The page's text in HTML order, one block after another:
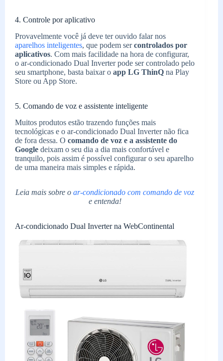
4. Controle por aplicativo
Provavelmente você já deve ter ouvido falar nos
aparelhos inteligentes, que podem sercontrolados por
aplicativos. Com mais facilidade na hora de configurar,
o ar-condicionado Dual Inverter pode ser controlado pelo
seu smartphone, basta baixar o app LG ThinQ na Play
Store ou App Store.
5. Comando de voz e assistente inteligente
Muitos produtos estão trazendo funções mais
tecnológicas e o ar-condicionado Dual Inverter não fica
de fora dessa. O comando de voz e a assistente do
Google deixam o seu dia a dia mais confortável e
tranquilo, pois assim é possível configurar o seu aparelho
de uma maneira mais simples e rápida.
Leia mais sobre oar-condicionado com comando de voz
e entenda!
Ar-condicionado Dual Inverter na WebContinental